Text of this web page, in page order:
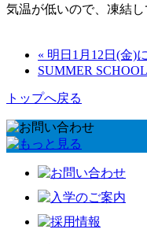
気温が低いので、凍結
« 明日1月12日(金)
SUMMER
トップへ戻る